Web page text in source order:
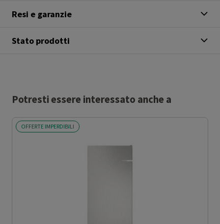
Resi e garanzie
Stato prodotti
Potresti essere interessato anche a
OFFERTE IMPERDIBILI